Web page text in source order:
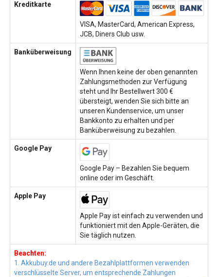
Kreditkarte
VISA, MasterCard, American Express,
JCB, Diners Club usw.
Banküberweisung
Wenn Ihnen keine der oben genannten
Zahlungsmethoden zur Verfügung
steht und Ihr Bestellwert 300 €
übersteigt, wenden Sie sich bitte an
unseren Kundenservice, um unser
Bankkonto zu erhalten und per
Banküberweisung zu bezahlen.
Google Pay
Google Pay – Bezahlen Sie bequem
online oder im Geschäft.
Apple Pay
Apple Pay ist einfach zu verwenden und
funktioniert mit den Apple-Geräten, die
Sie täglich nutzen.
Beachten:
1. Akkubuy.de und andere Bezahlplattformen verwenden
verschlüsselte Server, um entsprechende Zahlungen